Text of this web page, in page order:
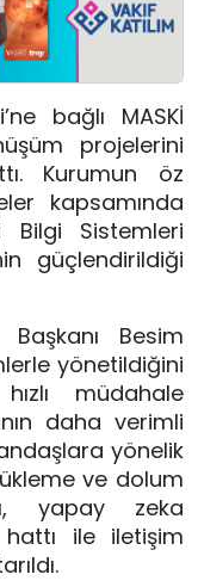
bağlı MASKİ
projelerini
Kurumun öz
kapsamında
Bilgi Sistemleri
güçlendirildiği
Besim
yönetildiğini
müdahale
daha verimli
yönelik
ve dolum
yapay zeka
ile iletişim